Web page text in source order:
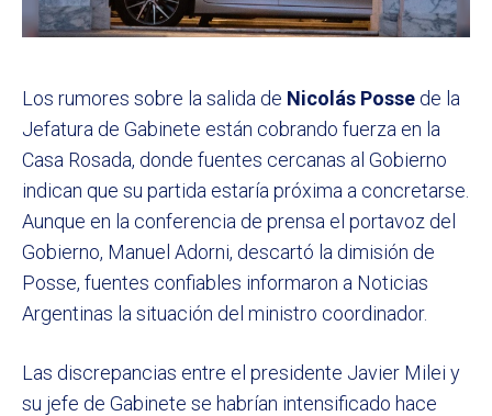
Los rumores sobre la salida de Nicolás Posse de la
Jefatura de Gabinete están cobrando fuerza en la
Casa Rosada, donde fuentes cercanas al Gobierno
indican que su partida estaría próxima a concretarse.
Aunque en la conferencia de prensa el portavoz del
Gobierno, Manuel Adorni, descartó la dimisión de
Posse, fuentes confiables informaron a Noticias
Argentinas la situación del ministro coordinador.
Las discrepancias entre el presidente Javier Milei y
su jefe de Gabinete se habrían intensificado hace